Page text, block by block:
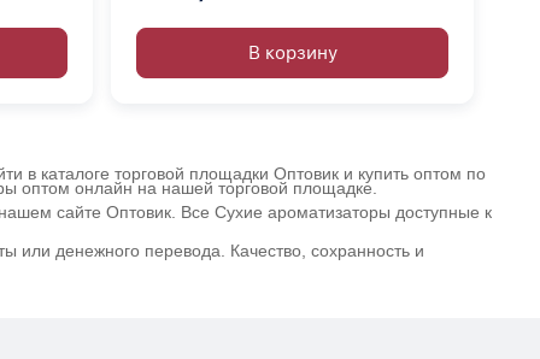
В корзину
в каталоге торговой площадки Оптовик и купить оптом по
оптом онлайн на нашей торговой площадке.
сайте Оптовик. Все Сухие ароматизаторы доступные к
или денежного перевода. Качество, сохранность и